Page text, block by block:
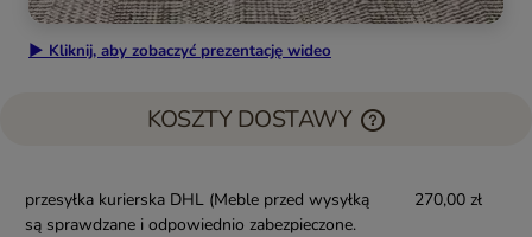
▶ Kliknij, aby zobaczyć prezentację wideo
KOSZTY DOSTAWY
przesyłka kurierska DHL (Meble przed wysyłką
są sprawdzane i odpowiednio zabezpieczone.
270,00 zł